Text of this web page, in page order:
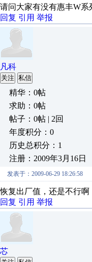
请问大家有没有惠丰W
回复 引用 举报
凡科
关注 私信
精华：0帖
求助：0帖
帖子：0帖 | 2回
年度积分：0
历史总积分：1
注册：2009年3月16日
发表于：2009-06-29 18:26:58
恢复出厂值，还是不行
回复 引用 举报
芯